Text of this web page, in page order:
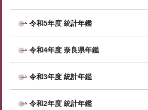
令和5年度 統計年鑑
令和4年度 奈良県年鑑
令和3年度 統計年鑑
令和2年度 統計年鑑